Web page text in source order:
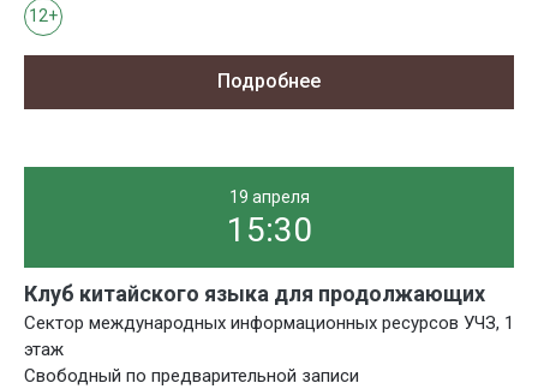
12+
Подробнее
19 апреля
15:30
Клуб китайского языка для продолжающих
Сектор международных информационных ресурсов УЧЗ, 1
этаж
Свободный по предварительной записи